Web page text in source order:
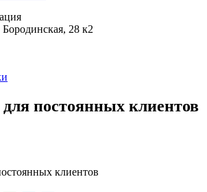
28 к2
постоянных клиентов
клиентов